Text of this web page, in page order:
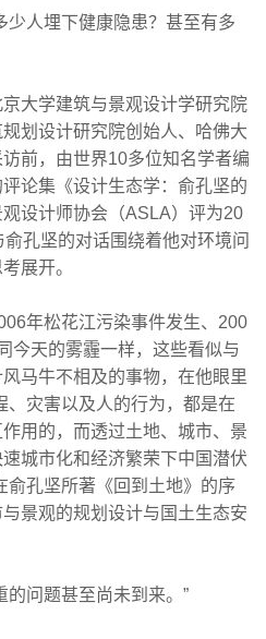
人埋下健康隐患？甚至有多
学建筑与景观设计学研究院
划设计研究院创始人、哈佛大
前，由世界10多位知名学者编
论集《设计生态学：俞孔坚的
设计师协会（ASLA）评为20
孔坚的对话围绕着他对环境问
展开。
年松花江污染事件发生、200
天的雾霾一样，这些看似与
马牛不相及的事物，在他眼里
、灾害以及人的行为，都是在
用的，而透过土地、城市、景
城市化和经济繁荣下中国潜伏
俞孔坚所著《回到土地》的序
景观的规划设计与国土生态安
问题甚至尚未到来。”